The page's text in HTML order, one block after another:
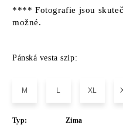
**** Fotografie jsou
možné.
Pánská vesta szip:
M L XL
Typ:
Zima